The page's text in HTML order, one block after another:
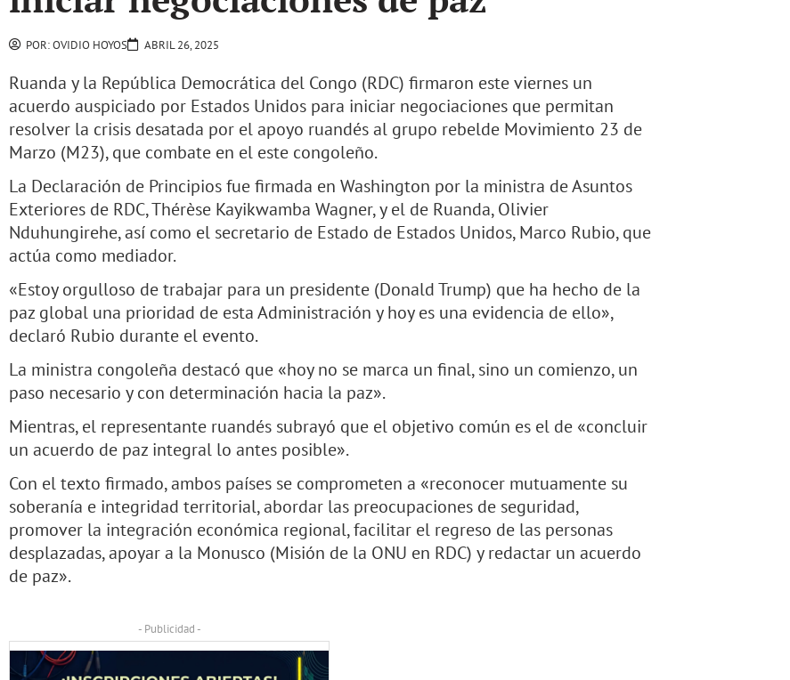
POR:OVIDIO HOYOS ABRIL 26, 2025
Ruanda y la República Democrática del Congo (RDC) firmaron este viernes un
acuerdo auspiciado por Estados Unidos para iniciar negociaciones que permitan
resolver la crisis desatada por el apoyo ruandés al grupo rebelde Movimiento 23 de
Marzo (M23), que combate en el este congoleño.
La Declaración de Principios fue firmada en Washington por la ministra de Asuntos
Exteriores de RDC, Thérèse Kayikwamba Wagner, y el de Ruanda, Olivier
Nduhungirehe, así como el secretario de Estado de Estados Unidos, Marco Rubio, que
actúa como mediador.
«Estoy orgulloso de trabajar para un presidente (Donald Trump) que ha hecho de la
paz global una prioridad de esta Administración y hoy es una evidencia de ello»,
declaró Rubio durante el evento.
La ministra congoleña destacó que «hoy no se marca un final, sino un comienzo, un
paso necesario y con determinación hacia la paz».
Mientras, el representante ruandés subrayó que el objetivo común es el de «concluir
un acuerdo de paz integral lo antes posible».
Con el texto firmado, ambos países se comprometen a «reconocer mutuamente su
soberanía e integridad territorial, abordar las preocupaciones de seguridad,
promover la integración económica regional, facilitar el regreso de las personas
desplazadas, apoyar a la Monusco (Misión de la ONU en RDC) y redactar un acuerdo
de paz».
- Publicidad -